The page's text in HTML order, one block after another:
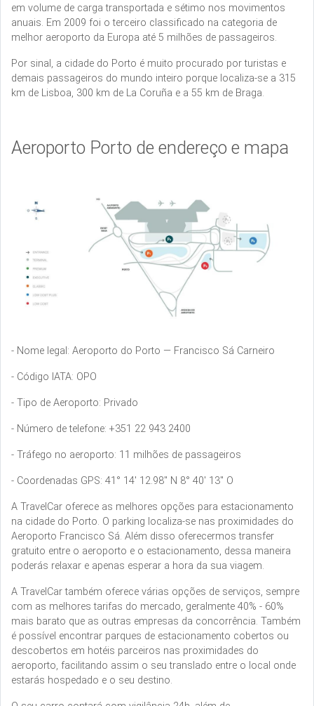
em volume de carga transportada e sétimo nos movimentos
anuais. Em 2009 foi o terceiro classificado na categoria de
melhor aeroporto da Europa até 5 milhões de passageiros.
Por sinal, a cidade do Porto é muito procurado por turistas e
demais passageiros do mundo inteiro porque localiza-se a 315
km de Lisboa, 300 km de La Coruña e a 55 km de Braga.
Aeroporto Porto de endereço e mapa
- Nome legal: Aeroporto do Porto — Francisco Sá Carneiro
- Código IATA: OPO
- Tipo de Aeroporto: Privado
- Número de telefone: +351 22 943 2400
- Tráfego no aeroporto: 11 milhões de passageiros
- Coordenadas GPS: 41° 14' 12.98" N 8° 40' 13" O
A TravelCar oferece as melhores opções para estacionamento
na cidade do Porto. O parking localiza-se nas proximidades do
Aeroporto Francisco Sá. Além disso oferecermos transfer
gratuito entre o aeroporto e o estacionamento, dessa maneira
poderás relaxar e apenas esperar a hora da sua viagem.
A TravelCar também oferece várias opções de serviços, sempre
com as melhores tarifas do mercado, geralmente 40% - 60%
mais barato que as outras empresas da concorrência. Também
é possível encontrar parques de estacionamento cobertos ou
descobertos em hotéis parceiros nas proximidades do
aeroporto, facilitando assim o seu translado entre o local onde
estarás hospedado e o seu destino.